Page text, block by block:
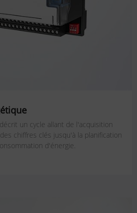
un cycle allant de l'acquisition
chiffres clés jusqu'à la planification
d'énergie.